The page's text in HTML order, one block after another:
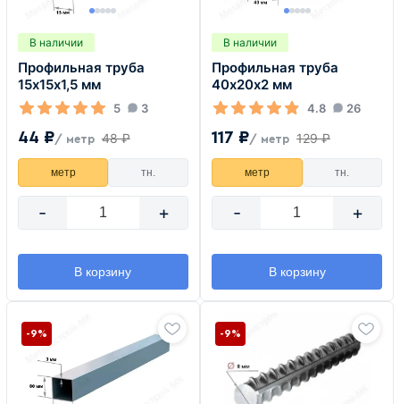
В наличии
Профильная труба
15х15х1,5 мм
5 3
44 ₽/ метр 48 ₽
метр тн.
- +
В корзину
В наличии
Профильная труба
40х20х2 мм
4.8 26
117 ₽/ метр 129 ₽
метр тн.
- +
В корзину
-9% -9%